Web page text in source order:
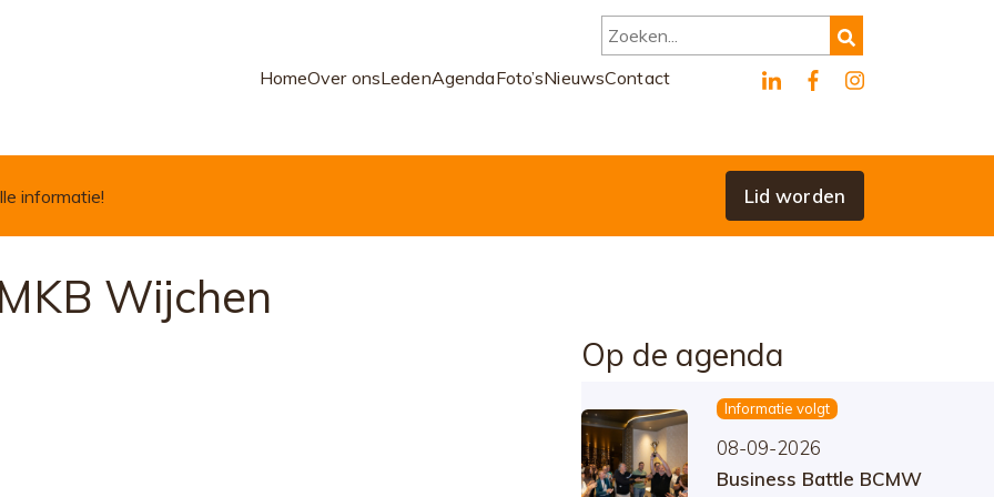
HomeOver onsLedenAgendaFoto’sNieuwsContact
Zoeken...
informatie! Lid worden
Wijchen
Op de agenda
Informatie volgt
08-09-2026
Business Battle BCMW